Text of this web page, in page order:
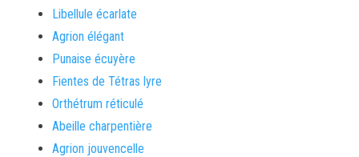
Libellule écarlate
Agrion élégant
Punaise écuyère
Fientes de Tétras lyre
Orthétrum réticulé
Abeille charpentière
Agrion jouvencelle